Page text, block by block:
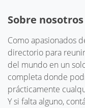
Sobre nosotros
Como apasionados
directorio para
del mundo en un
completa donde
prácticamente
Y si falta alguno,